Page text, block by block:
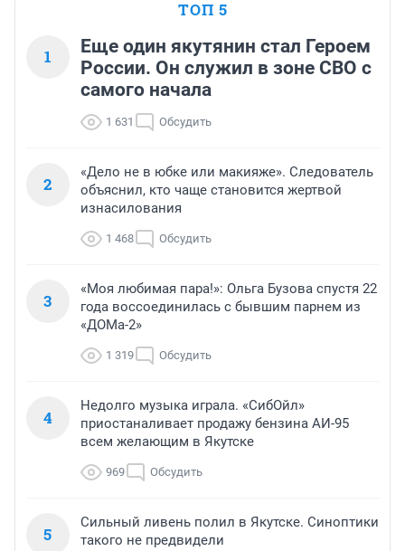
ТОП 5
1
Еще один якутянин стал Героем
России. Он служил в зоне СВО с
самого начала
1 631 Обсудить
2
«Дело не в юбке или макияже». Следователь
объяснил, кто чаще становится жертвой
изнасилования
1 468 Обсудить
3
«Моя любимая пара!»: Ольга Бузова спустя 22
года воссоединилась с бывшим парнем из
«ДОМа-2»
1 319 Обсудить
4
Недолго музыка играла. «СибОйл»
приостаналивает продажу бензина АИ-95
всем желающим в Якутске
969 Обсудить
5
Сильный ливень полил в Якутске. Синоптики
такого не предвидели